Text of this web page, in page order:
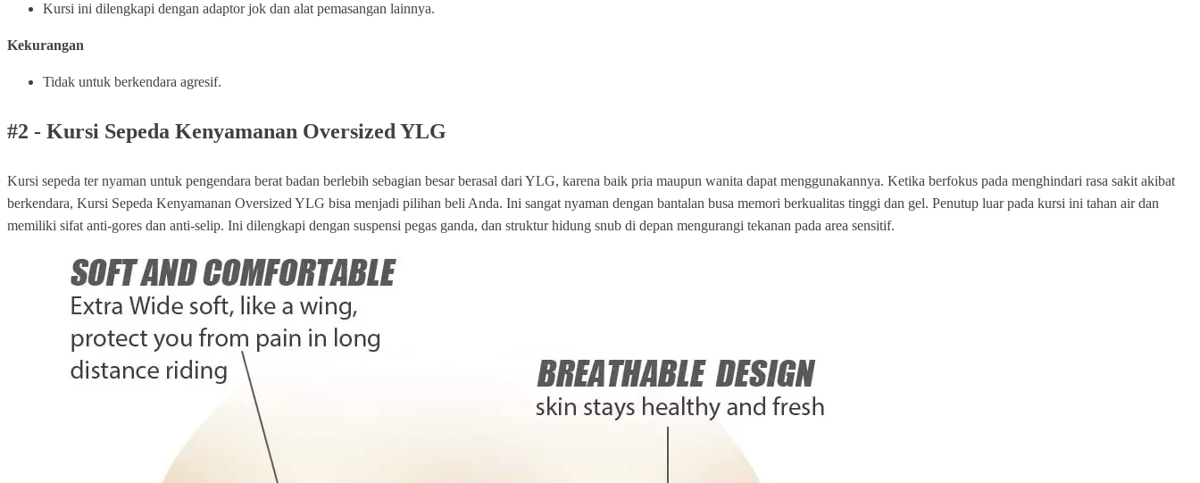
Kursi ini dilengkapi dengan adaptor jok dan alat pemasangan lainnya.
Kekurangan
Tidak untuk berkendara agresif.
#2 - Kursi Sepeda Kenyamanan Oversized YLG
Kursi sepeda ter nyaman untuk pengendara berat badan berlebih sebagian besar berasal dari YLG, karena baik pria maupun wanita dapat menggunakannya. Ketika berfokus pada menghindari rasa sakit akibat
berkendara, Kursi Sepeda Kenyamanan Oversized YLG bisa menjadi pilihan beli Anda. Ini sangat nyaman dengan bantalan busa memori berkualitas tinggi dan gel. Penutup luar pada kursi ini tahan air dan
memiliki sifat anti-gores dan anti-selip. Ini dilengkapi dengan suspensi pegas ganda, dan struktur hidung snub di depan mengurangi tekanan pada area sensitif.